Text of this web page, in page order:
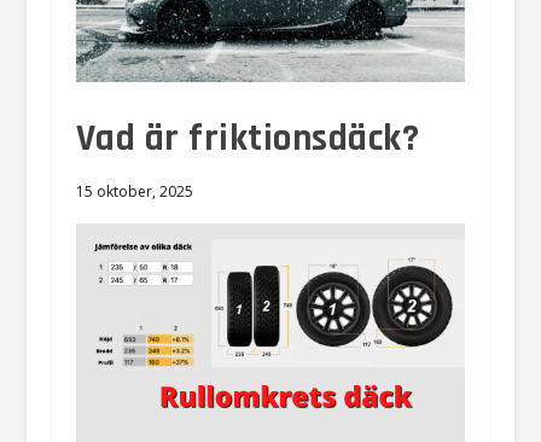
Vad är friktionsdäck?
15 oktober, 2025